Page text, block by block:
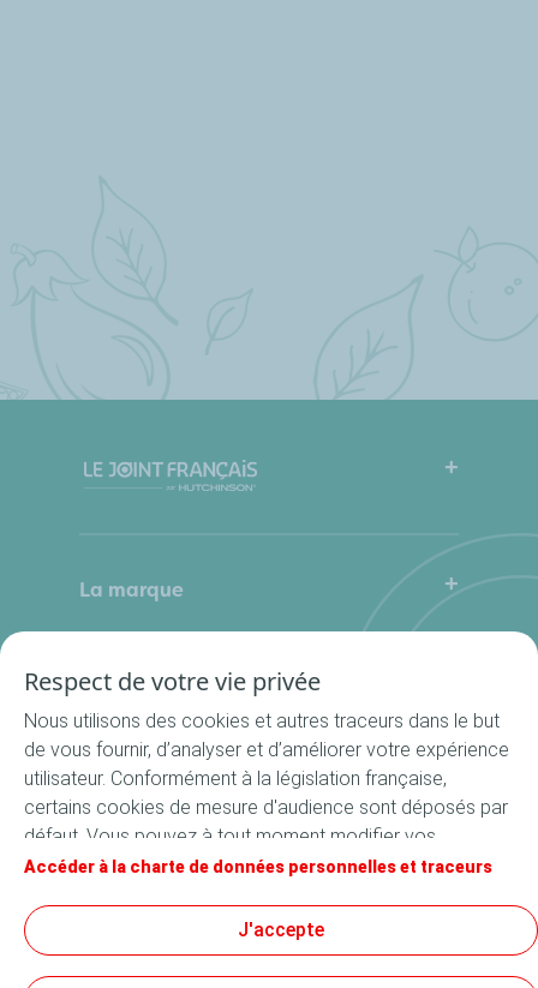
La marque
Qui sommes-nous
Où nous trouver ?
La Cuisine du Bocal
Nos rondelles
Nos accessoires
Recettes
Plat
Respect de votre vie privée
Nous utilisons des cookies et autres traceurs dans le but
de vous fournir, d’analyser et d’améliorer votre expérience
utilisateur. Conformément à la législation française,
certains cookies de mesure d'audience sont déposés par
défaut. Vous pouvez à tout moment modifier vos
paramètres de cookies en cliquant sur le bouton « Gérer
vous acceptez le dépôt de l’ensemble des cookies. Dans
le cas où vous cliquez sur « Je refuse », seuls les cookies
techniques nécessaires au bon fonctionnement du site
Accéder à la charte de données personnelles et traceurs
J'accepte